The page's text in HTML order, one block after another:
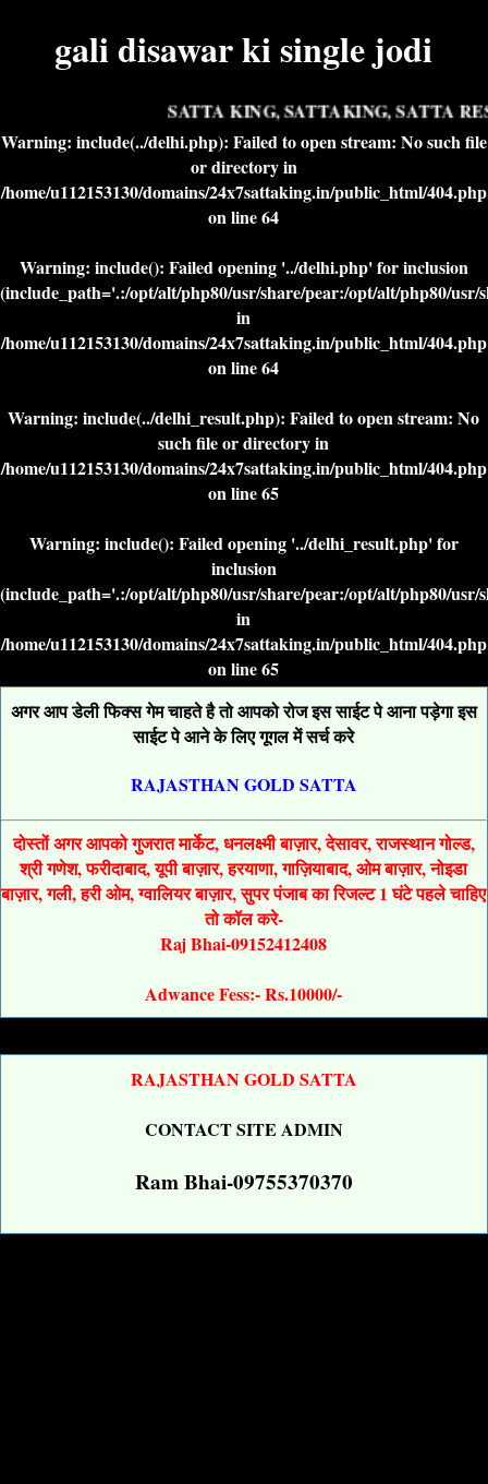
gali disawar ki single jodi
SATTA KING, SATTAKING, SATTA
Warning: include(../delhi.php): Failed to open stream: No such file
or directory in
/home/u112153130/domains/24x7sattaking.in/public_html/404.php
on line64
Warning: include(): Failed opening '../delhi.php' for inclusion
(include_path='.:/opt/alt/php80/usr/share/pear:/opt/alt/php80/
in
/home/u112153130/domains/24x7sattaking.in/public_html/404.php
on line64
Warning: include(../delhi_result.php): Failed to open stream: No
such file or directory in
/home/u112153130/domains/24x7sattaking.in/public_html/404.php
on line65
Warning: include(): Failed opening '../delhi_result.php' for
inclusion
(include_path='.:/opt/alt/php80/usr/share/pear:/opt/alt/php80/
in
/home/u112153130/domains/24x7sattaking.in/public_html/404.php
on line65
अगर आप डेली फिक्स गेम चाहते है तो आपको रोज इस साईट पे आना पड़ेगा इस
साईट पे आने के लिए गूगल में सर्च करे
RAJASTHAN GOLD SATTA
दोस्तों अगर आपको गुजरात मार्केट, धनलक्ष्मी बाज़ार, देसावर, राजस्थान गोल्ड,
श्री गणेश, फरीदाबाद, यूपी बाज़ार, हरयाणा, गाज़ियाबाद, ओम बाज़ार, नोइडा
बाज़ार, गली, हरी ओम, ग्वालियर बाज़ार, सुपर पंजाब का रिजल्ट 1 घंटे पहले चाहिए
तो कॉल करे-
Raj Bhai-09152412408
Adwance Fess:- Rs.10000/-
RAJASTHAN GOLD SATTA
CONTACT SITE ADMIN
Ram Bhai-09755370370